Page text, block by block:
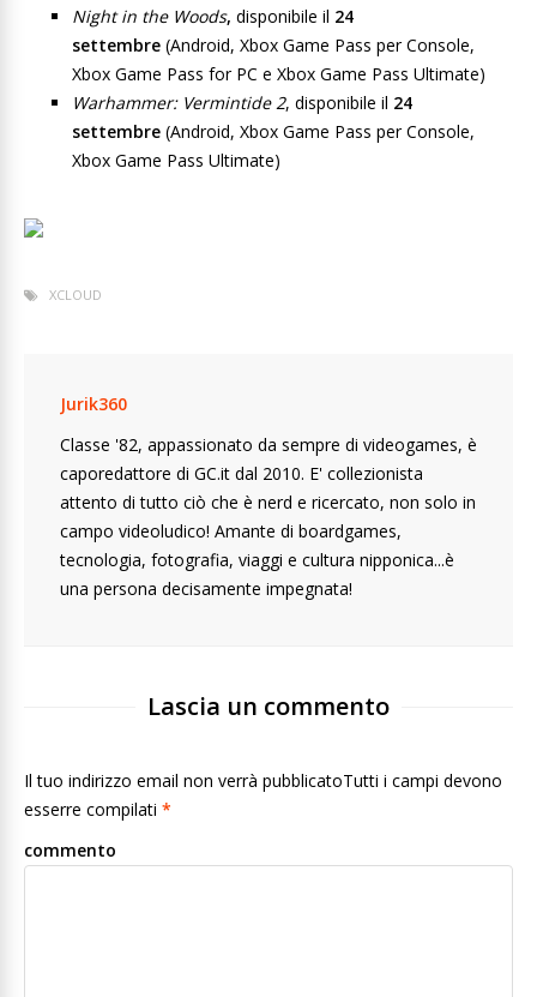
Night in the Woods, disponibile il 24
settembre (Android, Xbox Game Pass per Console,
Xbox Game Pass for PC e Xbox Game Pass Ultimate)
Warhammer: Vermintide 2, disponibile il 24
settembre (Android, Xbox Game Pass per Console,
Xbox Game Pass Ultimate)
XCLOUD
Jurik360
Classe '82, appassionato da sempre di videogames, è
caporedattore di GC.it dal 2010. E' collezionista
attento di tutto ciò che è nerd e ricercato, non solo in
campo videoludico! Amante di boardgames,
tecnologia, fotografia, viaggi e cultura nipponica...è
una persona decisamente impegnata!
Lascia un commento
Il tuo indirizzo email non verrà pubblicatoTutti i campi devono
esserre compilati *
commento